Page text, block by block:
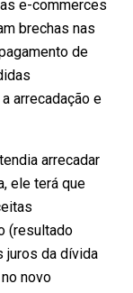
e-commerces
brechas nas
de
arrecadação e
arrecadar
ele terá que
(resultado
juros da dívida
novo